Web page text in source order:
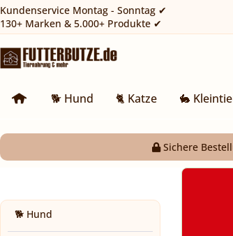
Kundenservice Montag - Sonntag ✔
130+ Marken & 5.000+ Produkte ✔
🐕 Hund 🐈 Katze 🐇
Sichere
🐕 Hund